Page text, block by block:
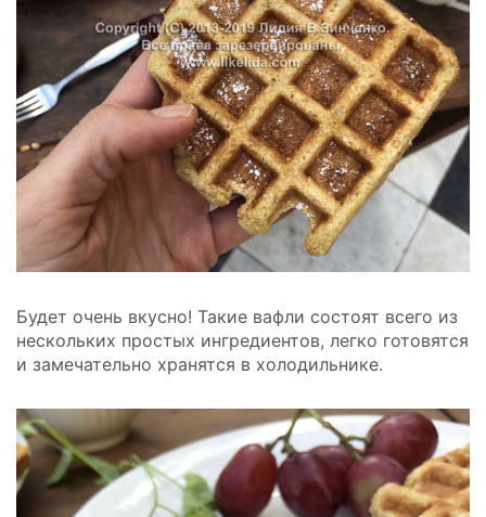
Будет очень вкусно! Такие вафли состоят всего из
нескольких простых ингредиентов, легко готовятся
и замечательно хранятся в холодильнике.